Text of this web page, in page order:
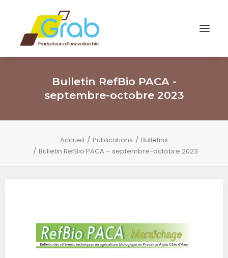
Bulletin RefBio PACA -
septembre-octobre 2023
Accueil Publications
Bulletins
Bulletin RefBio PACA – septembre-octobre 2023